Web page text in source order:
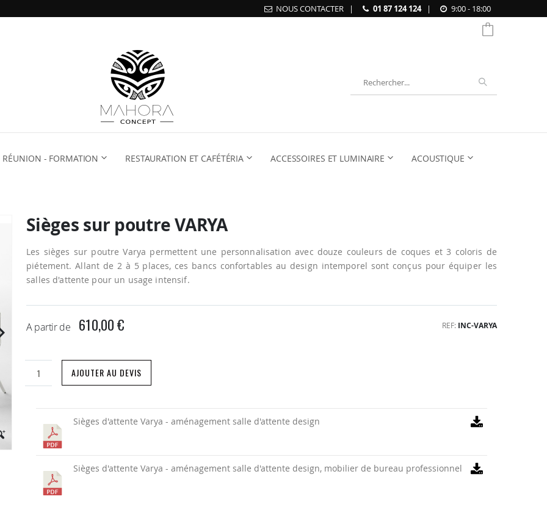
NOUS CONTACTER | 01 87 124 124 | 9:00 - 18:00
RÉUNION - FORMATION RESTAURATION ET CAFÉTÉRIA ACCESSOIRES ET LUMINAIRE ACOUSTIQUE
Sièges sur poutre VARYA
Les sièges sur poutre Varya permettent une personnalisation avec douze couleurs de coques et 3 coloris de
piétement. Allant de 2 à 5 places, ces bancs confortables au design intemporel sont conçus pour équiper les
salles d'attente pour un usage intensif.
A partir de 610,00 € REF INC-VARYA
AJOUTER AU DEVIS
Sièges d'attente Varya - aménagement salle d'attente design
Sièges d'attente Varya - aménagement salle d'attente design, mobilier de bureau professionnel